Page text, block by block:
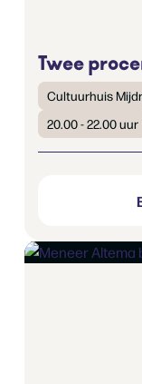
Twee
Cultuurhuis
20.00 - 22.00 uur